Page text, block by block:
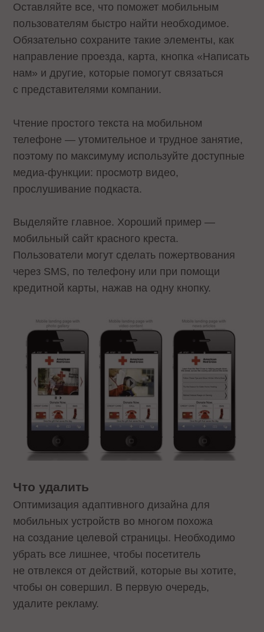
Оставляйте все, что поможет мобильным
пользователям быстро найти необходимое.
Обязательно сохраните такие элементы, как
направление проезда, карта, кнопка «Написать
нам» и другие, которые помогут связаться
с представителями компании.
Чтение простого текста на мобильном
телефоне — утомительное и трудное занятие,
поэтому по максимуму используйте доступные
медиа-функции: просмотр видео,
прослушивание подкаста.
Выделяйте главное. Хороший пример —
мобильный сайт красного креста.
Пользователи могут сделать пожертвования
через SMS, по телефону или при помощи
кредитной карты, нажав на одну кнопку.
Что удалить
Оптимизация адаптивного дизайна для
мобильных устройств во многом похожа
на создание целевой страницы. Необходимо
убрать все лишнее, чтобы посетитель
не отвлекся от действий, которые вы хотите,
чтобы он совершил. В первую очередь,
удалите рекламу.